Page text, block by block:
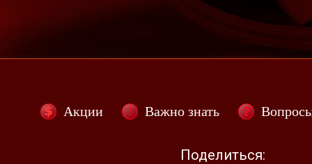
Акции Важно знать
Поделиться: